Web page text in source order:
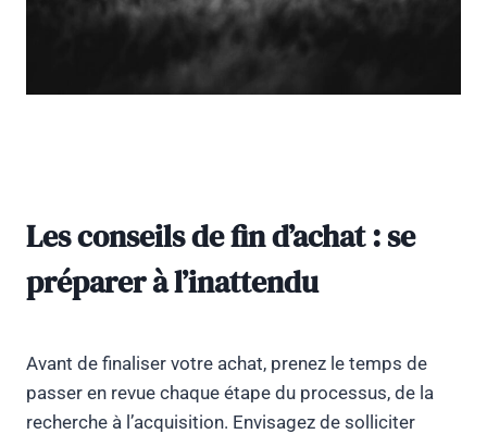
Les conseils de fin d’achat : se
préparer à l’inattendu
Avant de finaliser votre achat, prenez le temps de
passer en revue chaque étape du processus, de la
recherche à l’acquisition. Envisagez de solliciter